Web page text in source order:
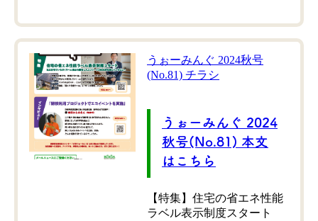
うぉーみんぐ 2024秋号
(No.81) チラシ
うぉーみんぐ 2024
秋号(No.81) 本文
はこちら
【特集】住宅の省エネ性能
ラベル表示制度スタート